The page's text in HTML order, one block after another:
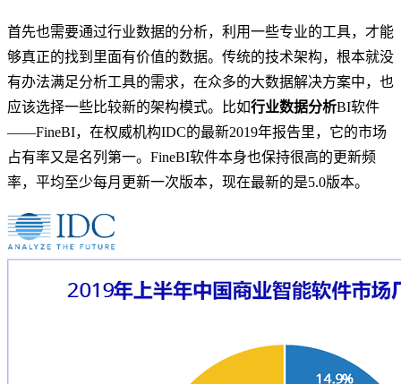
首先也需要通过行业数据的分析，利用一些专业的工具，才能
够真正的找到里面有价值的数据。传统的技术架构，根本就没
有办法满足分析工具的需求，在众多的大数据解决方案中，也
应该选择一些比较新的架构模式。比如行业数据分析BI软件
——FineBI，在权威机构IDC的最新2019年报告里，它的市场
占有率又是名列第一。FineBI软件本身也保持很高的更新频
率，平均至少每月更新一次版本，现在最新的是5.0版本。